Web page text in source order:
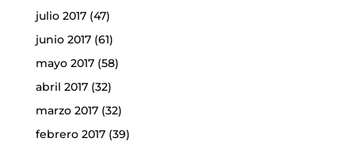
julio 2017(47)
junio 2017(61)
mayo 2017(58)
abril 2017(32)
marzo 2017(32)
febrero 2017(39)